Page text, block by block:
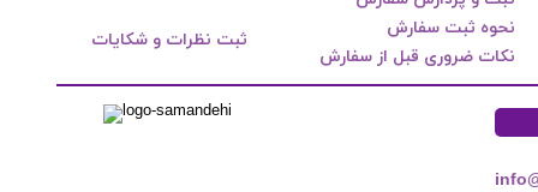
نحوه ثبت سفارش
نکات ضروری قبل از سفارش
ثبت نظرات و شکایات